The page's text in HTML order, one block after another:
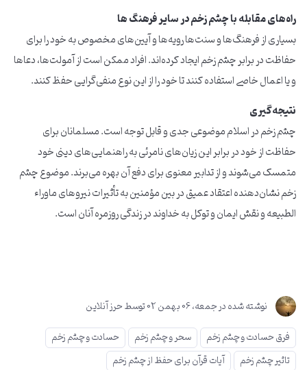
راه‌های مقابله با چشم زخم در سایر فرهنگ ها
بسیاری از فرهنگ‌ها و سنت‌ها رویه‌ها و آیین‌های مخصوص به خود را برای
حفاظت در برابر چشم زخم ایجاد کرده‌اند. افراد ممکن است از آمولت‌ها، دعاها
و یا اعمال خاصی استفاده کنند تا خود را از این نوع منفی‌گرایی حفظ کنند.
نتیجه‌گیری
چشم زخم در اسلام موضوعی جدی و قابل توجه است. مسلمانان برای
حفاظت از خود در برابر این زیان‌های نامرئی به راهنمایی‌های دینی خود
متمسک می‌شوند و از تدابیر معنوی برای دفع آن بهره می‌برند. موضوع چشم
زخم نشان‌دهنده اعتقاد عمیق در بین مؤمنین به تأثیرات نیروهای ماوراء
الطبیعه و نقش ایمان و توکل به خداوند در زندگی روزمره آنان است.
نوشته شده درجمعه، 06 بهمن 02 توسطحرز آنلاین
فرق حسادت و چشم زخم
سحر و چشم زخم
حسادت و چشم زخم
تاثیر چشم زخم
آیات قرآن برای حفظ از چشم زخم